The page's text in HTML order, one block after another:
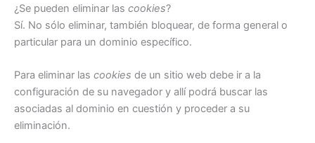
¿Se pueden eliminar las cookies?
Sí. No sólo eliminar, también bloquear, de forma general o
particular para un dominio específico.
Para eliminar las cookies de un sitio web debe ir a la
configuración de su navegador y allí podrá buscar las
asociadas al dominio en cuestión y proceder a su
eliminación.